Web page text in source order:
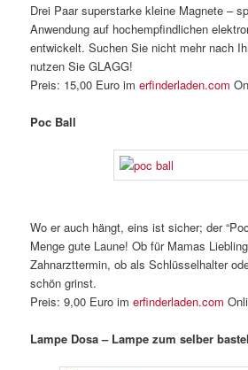
Drei Paar superstarke kleine Magnete –
Anwendung auf hochempfindlichen
entwickelt. Suchen Sie nicht mehr nach
nutzen Sie GLAGG!
Preis: 15,00 Euro imerfinderladen.com
Poc Ball
Wo er auch hängt, eins ist sicher; der
Menge gute Laune! Ob für Mamas
Zahnarzttermin, ob als Schlüsselhalter
schön grinst.
Preis: 9,00 Euro imerfinderladen.com
Lampe Dosa – Lampe zum selber